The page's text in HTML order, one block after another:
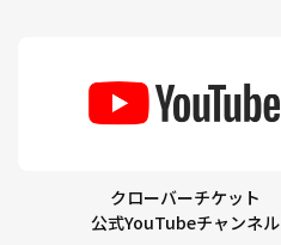
クローバーチケット
公式YouTubeチャンネル